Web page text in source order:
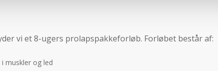
vi et 8-ugers prolapspakkeforløb. Forløbet består af:
muskler og led